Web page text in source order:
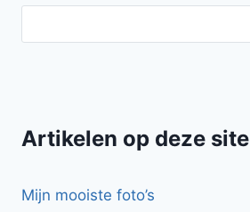
Artikelen op deze site
Mijn mooiste foto’s